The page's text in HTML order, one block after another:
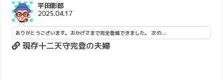
平田影郎
2025.04.17
ありがとうございます。おかげさまで完全登城できました。 次の...
現存十二天守完登の夫婦